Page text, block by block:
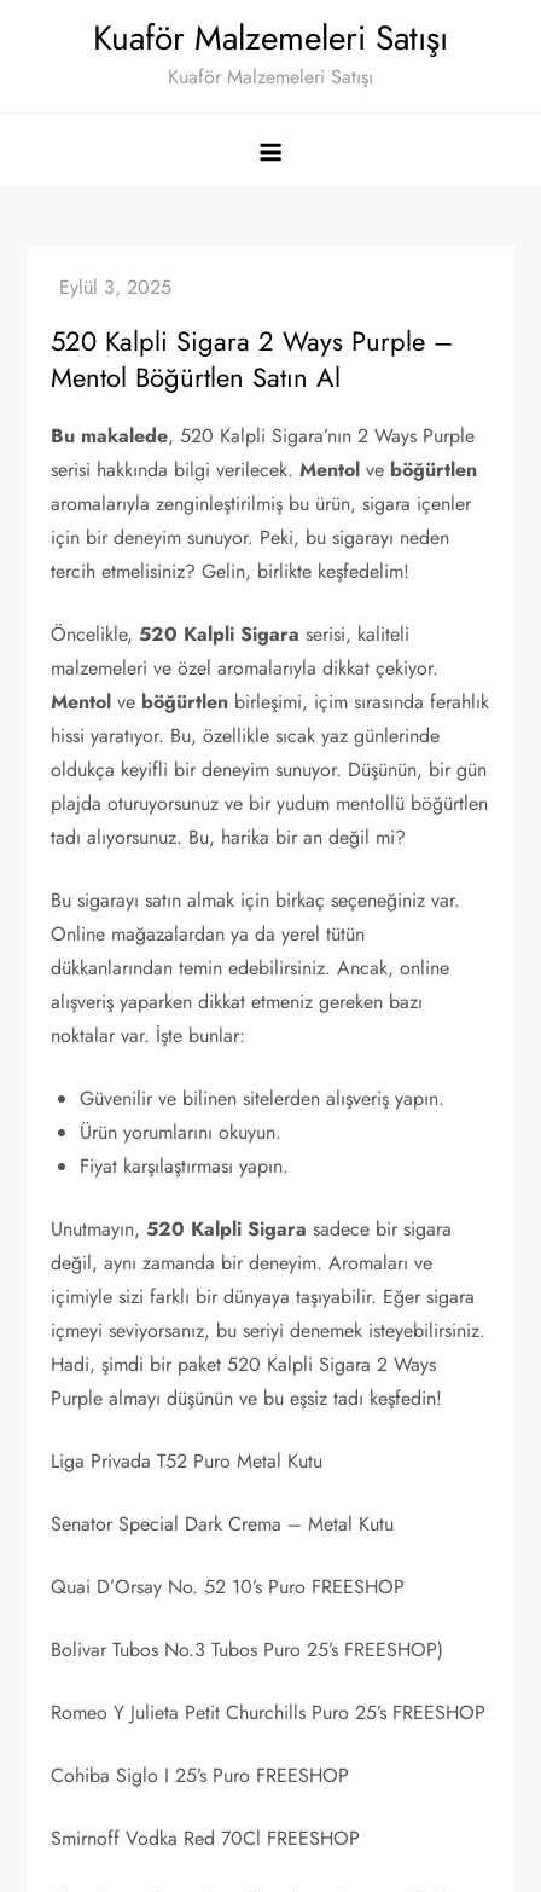
Kuaför Malzemeleri Satışı
Kuaför Malzemeleri Satışı
520 Kalpli Sigara 2 Ways Purple –
Mentol Böğürtlen Satın Al
Bu makalede, 520 Kalpli Sigara’nın 2 Ways Purple
serisi hakkında bilgi verilecek.Mentol ve böğürtlen
aromalarıyla zenginleştirilmiş bu ürün, sigara içenler
için bir deneyim sunuyor. Peki, bu sigarayı neden
tercih etmelisiniz? Gelin, birlikte keşfedelim!
Öncelikle,520 Kalpli Sigara serisi, kaliteli
malzemeleri ve özel aromalarıyla dikkat çekiyor.
Mentol ve böğürtlen birleşimi, içim sırasında ferahlık
hissi yaratıyor. Bu, özellikle sıcak yaz günlerinde
oldukça keyifli bir deneyim sunuyor. Düşünün, bir gün
plajda oturuyorsunuz ve bir yudum mentollü böğürtlen
tadı alıyorsunuz. Bu, harika bir an değil mi?
Bu sigarayı satın almak için birkaç seçeneğiniz var.
Online mağazalardan ya da yerel tütün
dükkanlarından temin edebilirsiniz. Ancak, online
alışveriş yaparken dikkat etmeniz gereken bazı
noktalar var. İşte bunlar:
Güvenilir ve bilinen sitelerden alışveriş yapın.
Ürün yorumlarını okuyun.
Fiyat karşılaştırması yapın.
Unutmayın,520 Kalpli Sigara sadece bir sigara
değil, aynı zamanda bir deneyim. Aromaları ve
içimiyle sizi farklı bir dünyaya taşıyabilir. Eğer sigara
içmeyi seviyorsanız, bu seriyi denemek isteyebilirsiniz.
Hadi, şimdi bir paket 520 Kalpli Sigara 2 Ways
Purple almayı düşünün ve bu eşsiz tadı keşfedin!
Liga Privada T52 Puro Metal Kutu
Senator Special Dark Crema – Metal Kutu
Quai D’Orsay No. 52 10’s Puro FREESHOP
Bolivar Tubos No.3 Tubos Puro 25’s FREESHOP)
Romeo Y Julieta Petit Churchills Puro 25’s FREESHOP
Cohiba Siglo I 25’s Puro FREESHOP
Smirnoff Vodka Red 70Cl FREESHOP